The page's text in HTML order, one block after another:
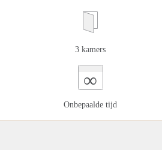
3 kamers
∞
Onbepaalde tijd